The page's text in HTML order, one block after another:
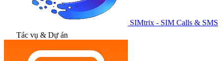
SIMtrix - SIM Calls & SMS
Tác vụ & Dự án